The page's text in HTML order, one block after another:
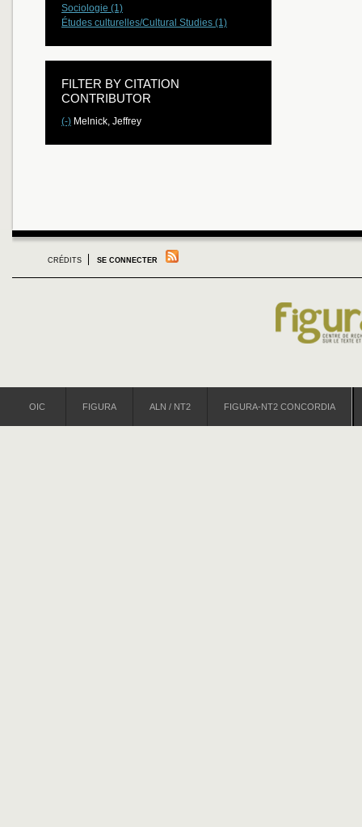
Sociologie (1)
Études culturelles/Cultural Studies (1)
FILTER BY CITATION
CONTRIBUTOR
(-) Melnick, Jeffrey
CRÉDITS SE CONNECTER
OIC FIGURA ALN / NT2 FIGURA-NT2 CONCORDIA